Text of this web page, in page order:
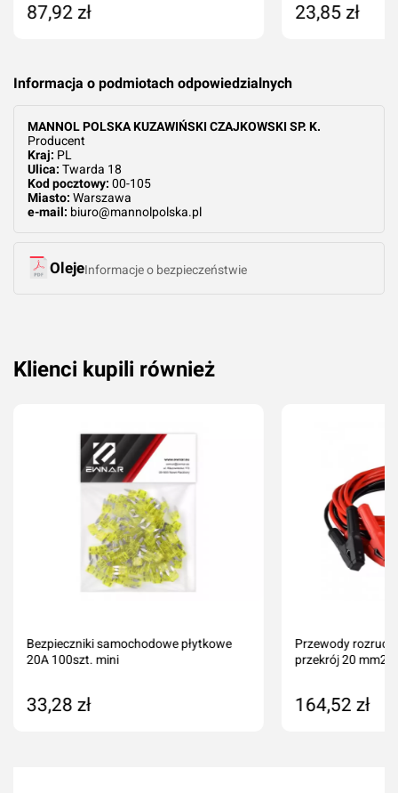
87,92 zł 23,85 zł
Informacja o podmiotach odpowiedzialnych
MANNOL POLSKA KUZAWIŃSKI CZAJKOWSKI SP. K.
Producent
Kraj: PL
Ulica: Twarda 18
Kod pocztowy: 00-105
Miasto: Warszawa
e-mail: biuro@mannolpolska.pl
OlejeInformacje o bezpieczeństwie
Klienci kupili również
Bezpieczniki samochodowe płytkowe
20A 100szt. mini
33,28 zł
Przewody
przekrój 20 mm2
164,52 zł